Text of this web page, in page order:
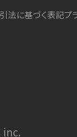
法に基づく表記プ
inc.